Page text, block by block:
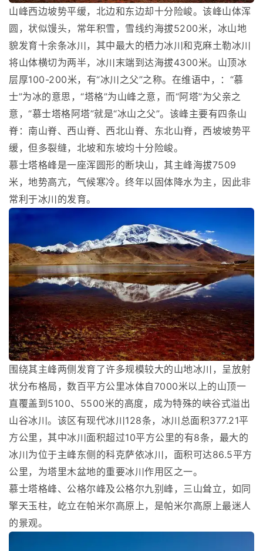
山峰西边坡势平缓，北边和东边却十分险峻。该峰山体浑
圆，状似馒头，常年积雪，雪线约海拔5200米，冰山地
貌发育十余条冰川，其中最大的栖力冰川和克麻土勒冰川
将山体横切为两半，冰川末端到达海拔4300米。山顶冰
层厚100-200米，有“冰川之父”之称。在维语中，：“慕
士”为冰的意思，“塔格”为山峰之意，而“阿塔”为父亲之
意，“慕士塔格阿塔”就是“冰山之父”。该峰主要有四条山
脊：南山脊、西山脊、西北山脊、东北山脊，西坡坡势平
缓，但多裂缝，北坡和东坡均十分险峻。
慕士塔格峰是一座浑圆形的断块山，其主峰海拔7509
米，地势高亢，气候寒冷。终年以固体降水为主，因此非
常利于冰川的发育。
围绕其主峰两侧发育了许多规模较大的山地冰川，呈放射
状分布格局，数百平方公里冰体自7000米以上的山顶一
直覆盖到5100、5500米的高度，成为特殊的峡谷式溢出
山谷冰川。该区有现代冰川128条，冰川总面积377.21平
方公里，其中冰川面积超过10平方公里的有8条，最大的
冰川为位于主峰东侧的科克萨依冰川，面积可达86.5平方
公里，为塔里木盆地的重要冰川作用区之一。
慕士塔格峰、公格尔峰及公格尔九别峰，三山耸立，如同
擎天玉柱，屹立在帕米尔高原上，是帕米尔高原上最迷人
的景观。